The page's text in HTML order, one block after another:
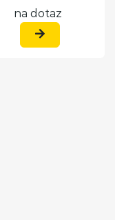
na dotaz